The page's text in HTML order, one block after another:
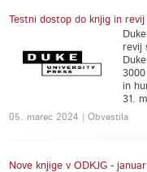
Testni dostop do knjig in
revij
in
31.
05. marec 2024 | Obvestila
Nove knjige v ODKJG -